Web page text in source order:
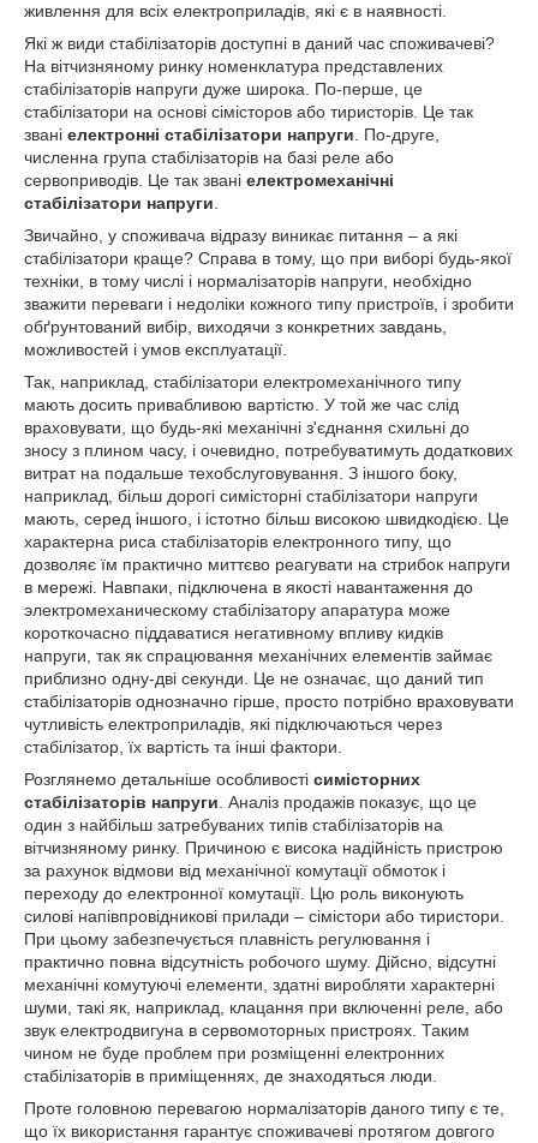
живлення для всіх електроприладів, які є в наявності.
Які ж види стабілізаторів доступні в даний час споживачеві?
На вітчизняному ринку номенклатура представлених
стабілізаторів напруги дуже широка. По-перше, це
стабілізатори на основі сімісторов або тиристорів. Це так
звані електронні стабілізатори напруги . По-друге,
численна група стабілізаторів на базі реле або
сервоприводів. Це так звані електромеханічні
стабілізатори напруги
Звичайно, у споживача відразу виникає питання – а які
стабілізатори краще? Справа в тому, що при виборі будь-якої
техніки, в тому числі і нормалізаторів напруги, необхідно
зважити переваги і недоліки кожного типу пристроїв, і зробити
обґрунтований вибір, виходячи з конкретних завдань,
можливостей і умов експлуатації.
Так, наприклад, стабілізатори електромеханічного типу
мають досить привабливою вартістю. У той же час слід
враховувати, що будь-які механічні з'єднання схильні до
зносу з плином часу, і очевидно, потребуватимуть додаткових
витрат на подальше техобслуговування. З іншого боку,
наприклад, більш дорогі симісторні стабілізатори напруги
мають, серед іншого, і істотно більш високою швидкодією. Це
характерна риса стабілізаторів електронного типу, що
дозволяє їм практично миттєво реагувати на стрибок напруги
в мережі. Навпаки, підключена в якості навантаження до
электромеханическому стабілізатору апаратура може
короткочасно піддаватися негативному впливу кидків
напруги, так як спрацювання механічних елементів займає
приблизно одну-дві секунди. Це не означає, що даний тип
стабілізаторів однозначно гірше, просто потрібно враховувати
чутливість електроприладів, які підключаються через
стабілізатор, їх вартість та інші фактори.
Розглянемо детальніше особливості симісторних
стабілізаторів напруги . Аналіз продажів показує, що це
один з найбільш затребуваних типів стабілізаторів на
вітчизняному ринку. Причиною є висока надійність пристрою
за рахунок відмови від механічної комутації обмоток і
переходу до електронної комутації. Цю роль виконують
силові напівпровідникові прилади – сімістори або тиристори.
При цьому забезпечується плавність регулювання і
практично повна відсутність робочого шуму. Дійсно, відсутні
механічні комутуючі елементи, здатні виробляти характерні
шуми, такі як, наприклад, клацання при включенні реле, або
звук електродвигуна в сервомоторных пристроях. Таким
чином не буде проблем при розміщенні електронних
стабілізаторів в приміщеннях, де знаходяться люди.
Проте головною перевагою нормалізаторів даного типу є те,
що їх використання гарантує споживачеві протягом довгого